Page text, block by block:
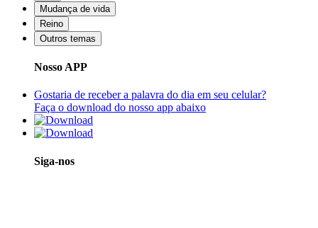
Mudança de vida
Reino
Outros temas
Nosso APP
Gostaria de receber a palavra do dia em seu celular?
Faça o download do nosso app abaixo
Siga-nos